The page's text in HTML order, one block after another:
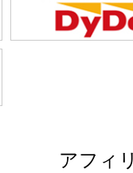
アフィ